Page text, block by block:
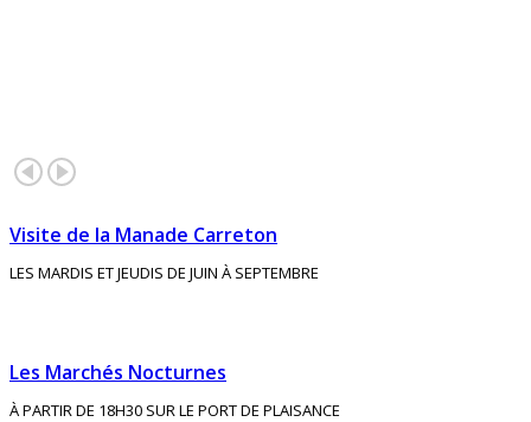
Visite de la Manade Carreton
LES MARDIS ET JEUDIS DE JUIN À SEPTEMBRE
Les Marchés Nocturnes
À PARTIR DE 18H30 SUR LE PORT DE PLAISANCE